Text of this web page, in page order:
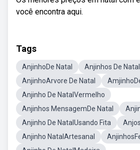
você encontra aqui.
Tags
AnjinhoDe Natal
Anjinhos De Natal
AnjinhoArvore De Natal
Anjinho De NatalVermelho
Anjinhos MensagemDe Natal
Anjinho De NatalUsando Fita
Anjinho NatalArtesanal